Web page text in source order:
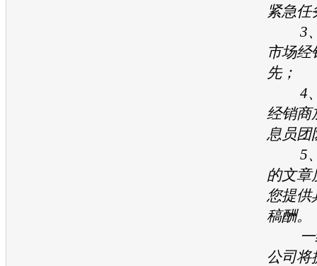
紧急任
3、
市场经
先；
4、
经销商
息员团
5、
的文章
您提供
稿酬。
一经
公司将